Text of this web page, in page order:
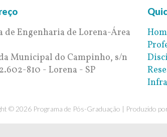
de Engenharia de Lorena-Área
Municipal do Campinho, s/n
810 - Lorena - SP
© 2026 Programa de Pós-Graduação | Produzido